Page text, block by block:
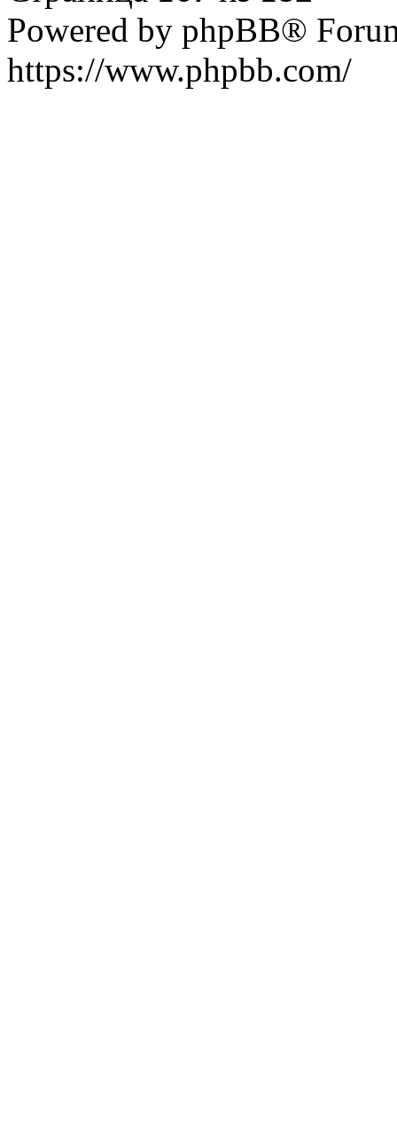
Powered by phpBB®
https://www.phpbb.com/